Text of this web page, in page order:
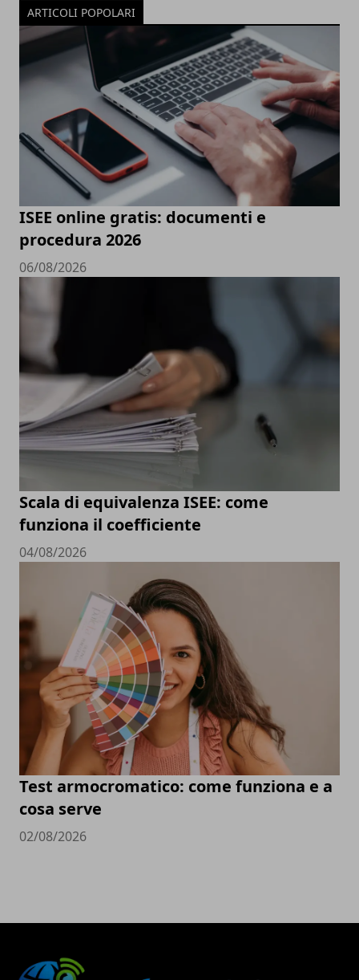
ARTICOLI POPOLARI
ISEE online gratis: documenti e
procedura 2026
06/08/2026
Scala di equivalenza ISEE: come
funziona il coefficiente
04/08/2026
Test armocromatico: come funziona e a
cosa serve
02/08/2026